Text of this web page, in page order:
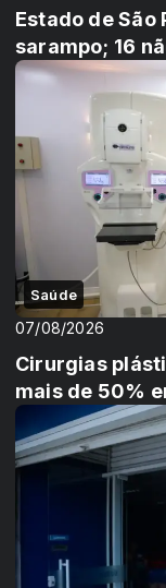
Estado de São
sarampo; 16
Saúde
07/08/2026
Cirurgias
mais de 50%